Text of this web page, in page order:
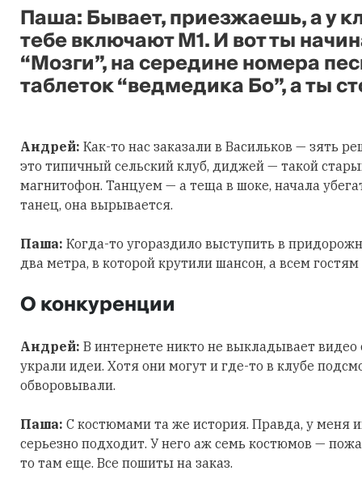
Паша:Бывает, приезжаешь, а у
тебе включают М1. И вот ты
“Мозги”, на середине номера
таблеток “ведмедика Бо”, а ты
Андрей: Как-то нас заказали в Васильков — зять
это типичный сельский клуб, диджей — такой
магнитофон. Танцуем — а теща в шоке, начала
танец, она вырывается.
Паша: Когда-то угораздило выступить в
два метра, в которой крутили шансон, а всем
О конкуренции
Андрей: В интернете никто не выкладывает
украли идеи. Хотя они могут и где-то в клубе
обворовывали.
Паша: С костюмами та же история. Правда, у меня
серьезно подходит. У него аж семь костюмов —
то там еще. Все пошиты на заказ.